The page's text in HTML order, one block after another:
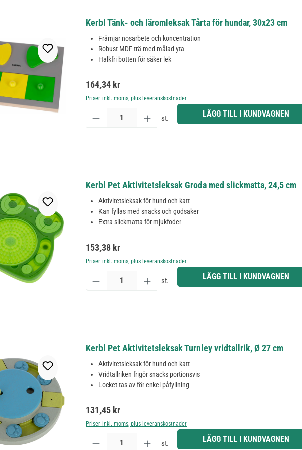
Kerbl Tänk- och läromleksak Tårta för hundar, 30x23 cm
Främjar nosarbete och koncentration
Robust MDF-trä med målad yta
Halkfri botten för säker lek
Ordinarie pris:
164,34 kr
Priser inkl. moms, plus leveranskostnader
Produktkvantitet: Ange önskat belopp eller använd knapparna för att öka eller
st. LÄGG TILL I KUNDVAGNEN
Kerbl Pet Aktivitetsleksak Groda med slickmatta, 24,5 cm
Aktivitetsleksak för hund och katt
Kan fyllas med snacks och godsaker
Extra slickmatta för mjukfoder
Ordinarie pris:
153,38 kr
Priser inkl. moms, plus leveranskostnader
Produktkvantitet: Ange önskat belopp eller använd knapparna för att öka eller
st. LÄGG TILL I KUNDVAGNEN
Kerbl Pet Aktivitetsleksak Turnley vridtallrik, Ø 27 cm
Aktivitetsleksak för hund och katt
Vridtallriken frigör snacks portionsvis
Locket tas av för enkel påfyllning
Ordinarie pris:
131,45 kr
Priser inkl. moms, plus leveranskostnader
Produktkvantitet: Ange önskat belopp eller använd knapparna för att öka eller
st. LÄGG TILL I KUNDVAGNEN